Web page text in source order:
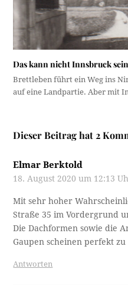
Das kann nicht Innsbruck
Brettleben führt ein Weg ins
auf eine Landpartie. Aber mit
Dieser Beitrag hat 2
Elmar Berktold
18. August 2020 um 12:13
Mit sehr hoher
Straße 35 im Vordergrund
Die Dachformen sowie die
Gaupen scheinen perfekt zu
Antworten